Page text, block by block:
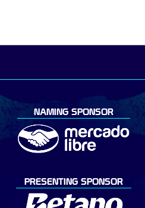
NAMING SPONSOR
PRESENTING SPONSOR